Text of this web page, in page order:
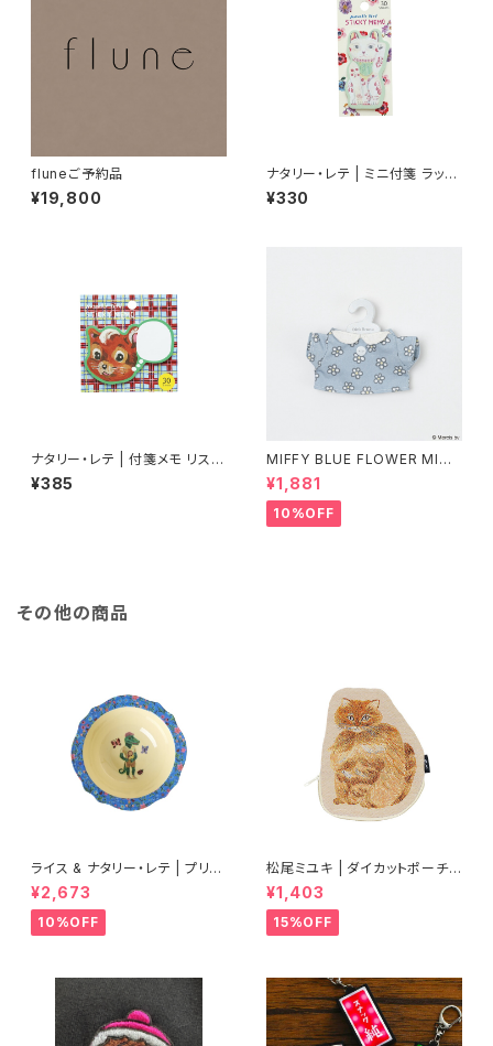
fluneご予約品
¥19,800
ナタリー・レテ | ミニ付箋 ラッキ
ーキャット | Mini Sticky mem
o Lucky cat
¥330
ナタリー・レテ | 付箋メモ リス |
Sticky memo Squirrel
¥385
MIFFY BLUE FLOWER MINI
Tシャツ チャーム
¥1,881
10%OFF
その他の商品
ライス & ナタリー・レテ | プリン
トメラミンボウル Sサイズ 【タイ
製】
¥2,673
10%OFF
松尾ミユキ | ダイカットポーチ |
Diecut pouch Bushy
¥1,403
15%OFF